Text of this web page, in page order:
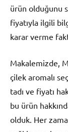
ürün olduğunu
fiyatıyla ilgili
karar verme
Makalemizde,
çilek aromalı
tadı ve fiyatı
bu ürün
olduk. Her